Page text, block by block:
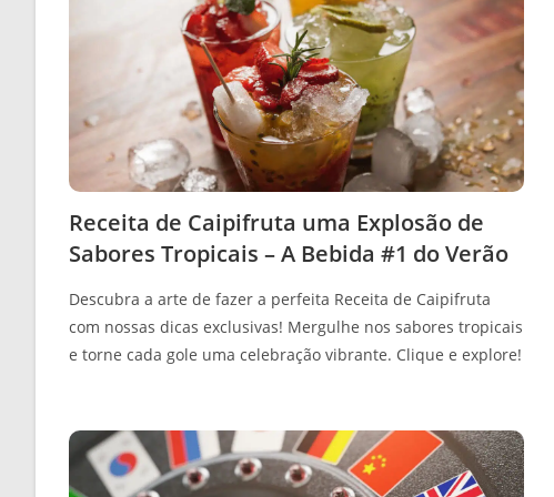
Receita de Caipifruta uma Explosão de
Sabores Tropicais – A Bebida #1 do Verão
Descubra a arte de fazer a perfeita Receita de Caipifruta
com nossas dicas exclusivas! Mergulhe nos sabores tropicais
e torne cada gole uma celebração vibrante. Clique e explore!